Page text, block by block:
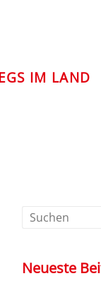
IM LAND
Neueste